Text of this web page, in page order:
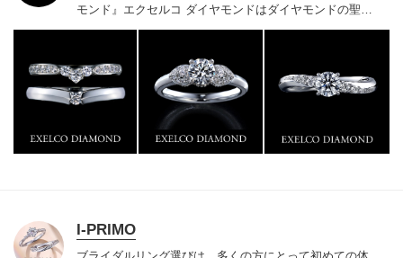
モンド』 エクセルコ ダイヤモンドはダイヤモンドの聖地
ベルギー発祥で200年以上の歴史がある真のカッターズ
門店としてリングのデザインや品質にもこだわっていま
す。おふたりに本物の輝きを一生身に着けていただきた
い想いで「ヴァージン・ダイヤモンド」「ハードプラチ
ナ」「保証内容」にこだわっています。
I-PRIMO